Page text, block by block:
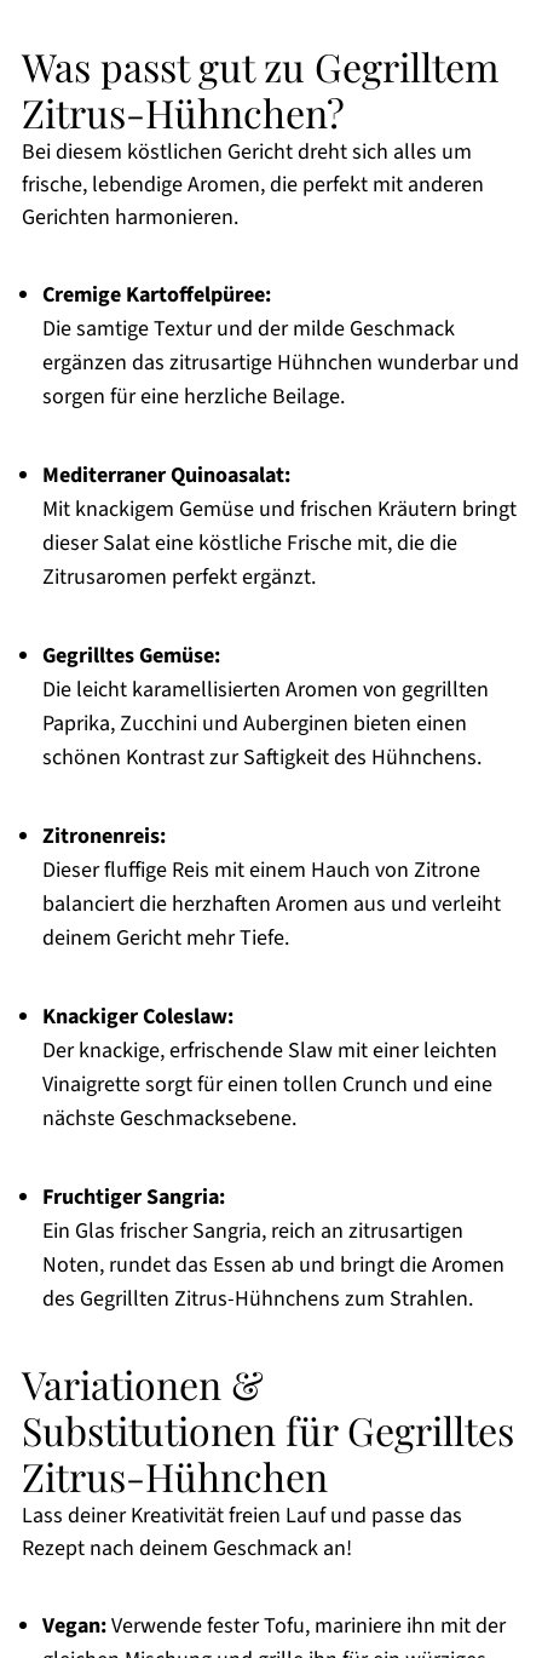
Was passt gut zu Gegrilltem
Zitrus-Hühnchen?
Bei diesem köstlichen Gericht dreht sich alles um
frische, lebendige Aromen, die perfekt mit anderen
Gerichten harmonieren.
Cremige Kartoffelpüree:
Die samtige Textur und der milde Geschmack
ergänzen das zitrusartige Hühnchen wunderbar und
sorgen für eine herzliche Beilage.
Mediterraner Quinoasalat:
Mit knackigem Gemüse und frischen Kräutern bringt
dieser Salat eine köstliche Frische mit, die die
Zitrusaromen perfekt ergänzt.
Gegrilltes Gemüse:
Die leicht karamellisierten Aromen von gegrillten
Paprika, Zucchini und Auberginen bieten einen
schönen Kontrast zur Saftigkeit des Hühnchens.
Zitronenreis:
Dieser fluffige Reis mit einem Hauch von Zitrone
balanciert die herzhaften Aromen aus und verleiht
deinem Gericht mehr Tiefe.
Knackiger Coleslaw:
Der knackige, erfrischende Slaw mit einer leichten
Vinaigrette sorgt für einen tollen Crunch und eine
nächste Geschmacksebene.
Fruchtiger Sangria:
Ein Glas frischer Sangria, reich an zitrusartigen
Noten, rundet das Essen ab und bringt die Aromen
des Gegrillten Zitrus-Hühnchens zum Strahlen.
Variationen &
Substitutionen für Gegrilltes
Zitrus-Hühnchen
Lass deiner Kreativität freien Lauf und passe das
Rezept nach deinem Geschmack an!
Vegan:Verwende fester Tofu, mariniere ihn mit der